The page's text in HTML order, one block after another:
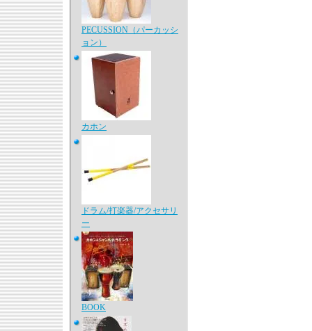
PECUSSION（パーカッシ
ョン）
カホン
ドラム/打楽器/アクセサリ
ー
BOOK